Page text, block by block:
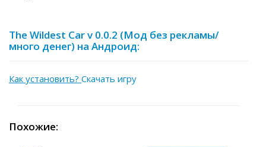
The Wildest Car v 0.0.2 (Мод без рекламы/
много денег) на Андроид:
Как установить? Скачать игру
Похожие: